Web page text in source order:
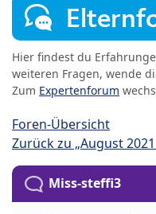
Hier findest du
weiteren Fragen, wende
Zum Expertenforum
Foren-Übersicht
Zurück zu „August
Miss-steffi3